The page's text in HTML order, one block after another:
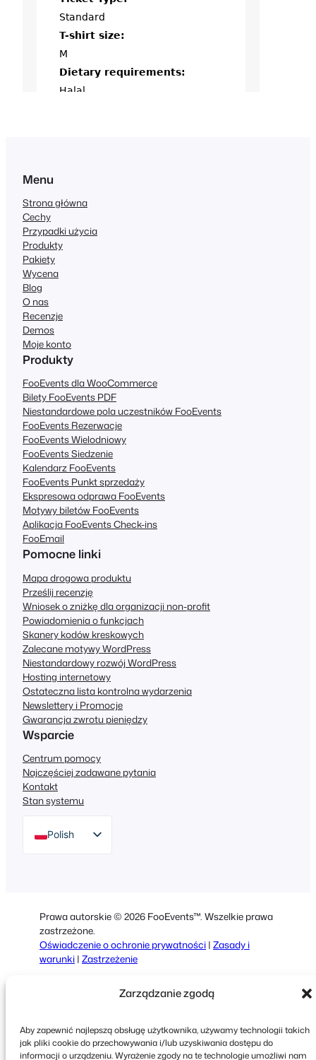
Zarządzanie zgodą
Aby zapewnić najlepszą obsługę użytkownika, używamy technologii takich
jak pliki cookie do przechowywania i/lub uzyskiwania dostępu do
informacji o urządzeniu. Wyrażenie zgody na te technologie umożliwi nam
Menu
Strona główna
Cechy
Przypadki użycia
Produkty
Pakiety
Wycena
Blog
O nas
Recenzje
Demos
Moje konto
Produkty
FooEvents dla WooCommerce
Bilety FooEvents PDF
Niestandardowe pola uczestników FooEvents
FooEvents Rezerwacje
FooEvents Wielodniowy
FooEvents Siedzenie
Kalendarz FooEvents
FooEvents Punkt sprzedaży
Ekspresowa odprawa FooEvents
Motywy biletów FooEvents
Aplikacja FooEvents Check-ins
FooEmail
Pomocne linki
Mapa drogowa produktu
Prześlij recenzję
Wniosek o zniżkę dla organizacji non-profit
Powiadomienia o funkcjach
Skanery kodów kreskowych
Zalecane motywy WordPress
Niestandardowy rozwój WordPress
Hosting internetowy
Ostateczna lista kontrolna wydarzenia
Newslettery i Promocje
Gwarancja zwrotu pieniędzy
Wsparcie
Centrum pomocy
Najczęściej zadawane pytania
Kontakt
Stan systemu
Polish
Spanish
Italian
Prawa autorskie © 2026 FooEvents™. Wszelkie prawa
zastrzeżone.
Oświadczenie o ochronie prywatności | Zasady i
warunki | Zastrzeżenie